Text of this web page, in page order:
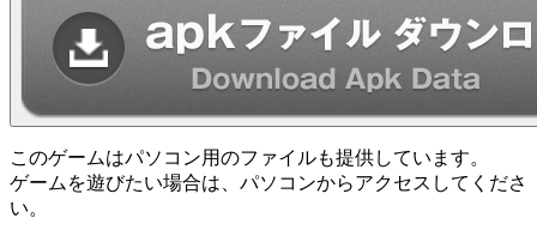
このゲームはパソコン用のファイルも提供しています。
ゲームを遊びたい場合は、パソコンからアクセスしてくださ
い。